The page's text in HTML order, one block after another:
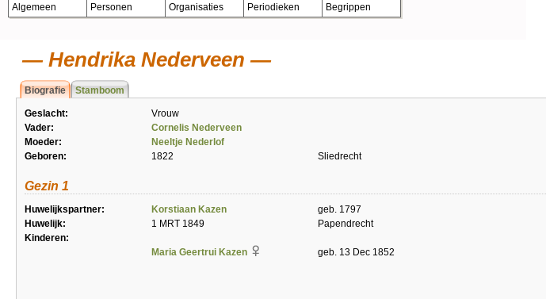
Algemeen Personen Organisaties Periodieken Begrippen
Hendrika Nederveen
Biografie Stamboom
Geslacht:
Vrouw
Vader:
Cornelis Nederveen
Moeder:
Neeltje Nederlof
Geboren:
1822 Sliedrecht
Gezin 1
Huwelijkspartner: Korstiaan Kazen
geb. 1797
Huwelijk:
1 MRT 1849
Papendrecht
Kinderen:
Maria Geertrui Kazen
geb. 13 Dec 1852